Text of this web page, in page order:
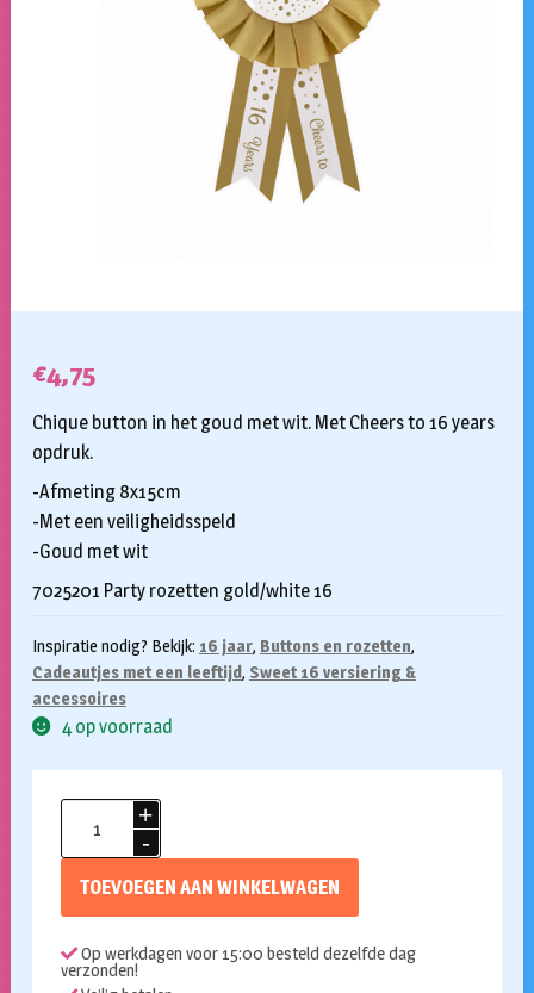
€4,75
Chique button in het goud met wit. Met Cheers to 16 years
opdruk.
-Afmeting 8x15cm
-Met een veiligheidsspeld
-Goud met wit
7025201 Party rozetten gold/white 16
Inspiratie nodig? Bekijk: 16 jaar, Buttons en rozetten,
Cadeautjes met een leeftijd, Sweet 16 versiering &
accessoires
4 op voorraad
TOEVOEGEN AAN WINKELWAGEN
Op werkdagen voor 15:00 besteld dezelfde dag
verzonden!